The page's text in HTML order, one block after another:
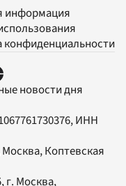
информация
конфиденциальности
новости дня
ИНН
Коптевская
, г. Москва,